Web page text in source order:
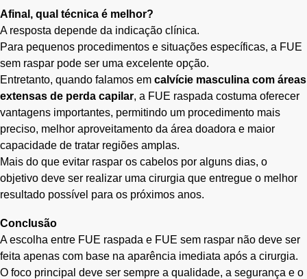
Afinal, qual técnica é melhor?
A resposta depende da indicação clínica.
Para pequenos procedimentos e situações específicas, a FUE
sem raspar pode ser uma excelente opção.
Entretanto, quando falamos em calvície masculina com áreas
extensas de perda capilar, a FUE raspada costuma oferecer
vantagens importantes, permitindo um procedimento mais
preciso, melhor aproveitamento da área doadora e maior
capacidade de tratar regiões amplas.
Mais do que evitar raspar os cabelos por alguns dias, o
objetivo deve ser realizar uma cirurgia que entregue o melhor
resultado possível para os próximos anos.
Conclusão
A escolha entre FUE raspada e FUE sem raspar não deve ser
feita apenas com base na aparência imediata após a cirurgia.
O foco principal deve ser sempre a qualidade, a segurança e o